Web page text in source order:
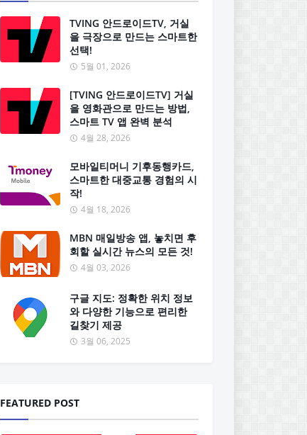
TVING 안드로이드TV, 거실
을 극장으로 만드는 스마트한
선택!
5월 01, 2026
[TVING 안드로이드TV] 거실
을 영화관으로 만드는 방법,
스마트 TV 앱 완벽 분석
4월 28, 2026
모바일티머니 기후동행카드,
스마트한 대중교통 경험의 시
작!
4월 18, 2026
MBN 매일방송 앱, 놓치면 후
회할 실시간 뉴스의 모든 것!
4월 03, 2026
구글 지도: 정확한 위치 정보
와 다양한 기능으로 편리한
길찾기 제공
3월 06, 2025
FEATURED POST